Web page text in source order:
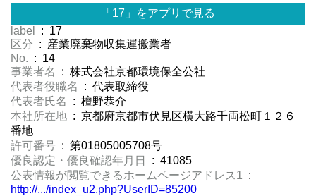
「17」をアプリで見る
label
: 17
区分 : 産業廃棄物収集運搬業者
No. : 14
事業者名
: 株式会社京都環境保全公社
代表者役職名
: 代表取締役
代表者氏名
: 檀野恭介
本社所在地 : 京都府京都市伏見区横大路千両松町１２６
番地
許可番号 : 第01805005708号
優良認定・優良確認年月日
: 41085
公表情報が閲覧できるホームページアドレス1 :
http://.../index_u2.php?UserID=85200